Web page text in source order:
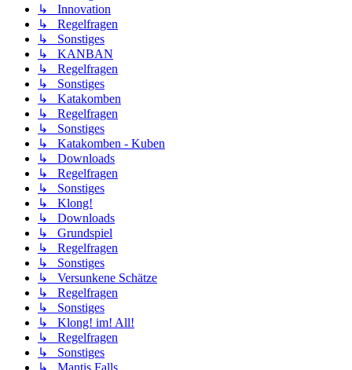
↳ Innovation
↳ Regelfragen
↳ Sonstiges
↳ KANBAN
↳ Regelfragen
↳ Sonstiges
↳ Katakomben
↳ Regelfragen
↳ Sonstiges
↳ Katakomben - Kuben
↳ Downloads
↳ Regelfragen
↳ Sonstiges
↳ Klong!
↳ Downloads
↳ Grundspiel
↳ Regelfragen
↳ Sonstiges
↳ Versunkene Schätze
↳ Regelfragen
↳ Sonstiges
↳ Klong! im! All!
↳ Regelfragen
↳ Sonstiges